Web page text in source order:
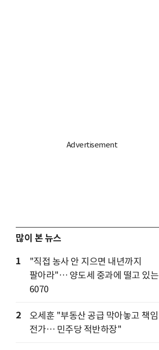
많이 본 뉴스
1
"직접 농사 안 지으면 내년까지
팔아라"… 양도세 중과에 떨고 있는
6070
2
오세훈 "부동산 공급 막아놓고 책임
전가… 민주당 적반하장"